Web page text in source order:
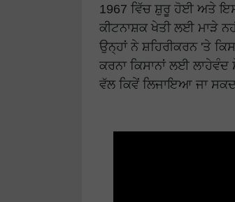
1967 ਵਿੱਚ ਸ਼ੁਰੂ ਹੋਈ ਅਤੇ ਇਸ
ਕੀਟਨਾਸ਼ਕ ਖੇਤੀ ਲਈ ਮਾੜੇ
ਉਨ੍ਹਾਂ ਨੇ ਸ਼ਹਿਰੀਕਰਨ 'ਤੇ
ਕਰਨਾ ਕਿਸਾਨਾਂ ਲਈ ਲਾਹੇਵੰਦ
ਵੱਲ ਕਿਵੇਂ ਲਿਜਾਇਆ ਜਾ ਸਕਦਾ